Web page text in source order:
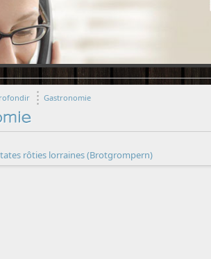
Gastronomie
rôties lorraines (Brotgrompern)